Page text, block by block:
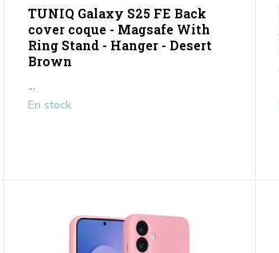
TUNIQ Galaxy S25 FE Back
cover coque - Magsafe With
Ring Stand - Hanger - Desert
Brown
En stock